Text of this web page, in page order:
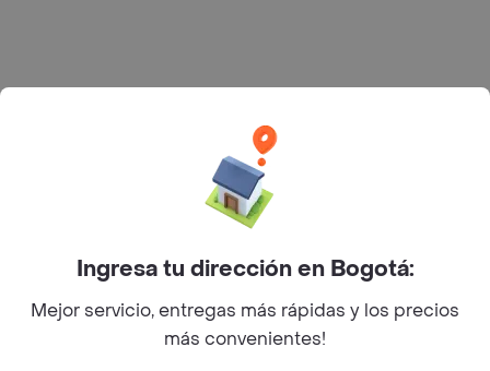
Bogotá D.C. --- notificacionesrappi@rappi.com
Ingresa tu dirección en Bogotá:
Mejor servicio, entregas más rápidas y los precios
más convenientes!